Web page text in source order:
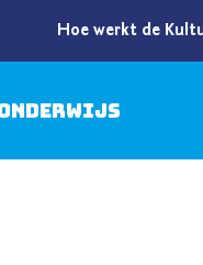
Hoe werkt de